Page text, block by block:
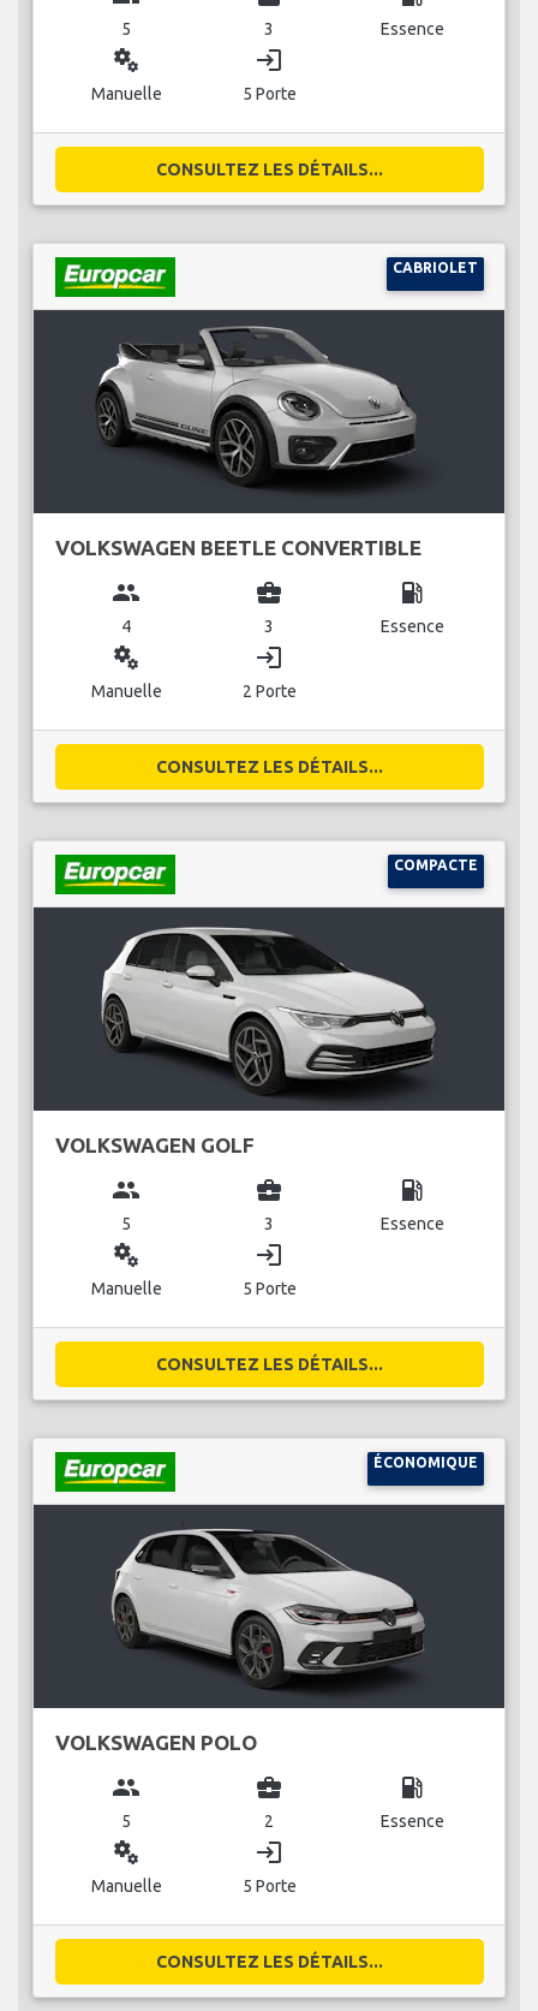
5 3 Essence
miscellaneous_services
Manuelle
login
5 Porte
CONSULTEZ LES DÉTAILS...
CABRIOLET
VOLKSWAGEN BEETLE CONVERTIBLE
group
4
business_center
3
local_gas_station
Essence
miscellaneous_services
Manuelle
login
2 Porte
CONSULTEZ LES DÉTAILS...
COMPACTE
VOLKSWAGEN GOLF
group
5
business_center
3
local_gas_station
Essence
miscellaneous_services
Manuelle
login
5 Porte
CONSULTEZ LES DÉTAILS...
ÉCONOMIQUE
VOLKSWAGEN POLO
group
5
business_center
2
local_gas_station
Essence
miscellaneous_services
Manuelle
login
5 Porte
CONSULTEZ LES DÉTAILS...